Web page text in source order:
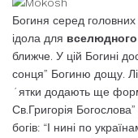
Богиня серед головних
ідола для
ближче. У цій Богині
сонця” Богиню дощу.
´ятки додають ще
Св.Григорія
богів: “І нині по